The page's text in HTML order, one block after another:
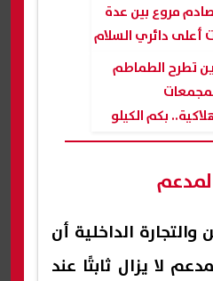
مروع بين عدة
أعلى دائري السلام
تطرح الطماطم
بكم الكيلو
والتجارة الداخلية أن
لا يزال ثابتًا عند